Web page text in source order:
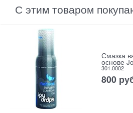
С этим товаром
Смазка
основе
301.0002
800